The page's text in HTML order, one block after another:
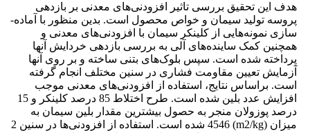
هدف این تحقیق بررسی تاثیر افزودنی‌های معدنی بر بازدهی
پروسه تولید سیمان و خواص محصول است. بدین منظور با آماده-
سازی نمونه‌هایی از کلینکر سیمان با افزودنی‌های معدنی و
همچنین کمک ساینده‌های آلی به بررسی بازدهی خردایش آنها
پرداخته شده است. سپس بلوک‌های بتنی ساخته و بر روی آنها
آزمایش تعیین مقاومت فشاری در سنین مختلف انجام گرفته
است. براساس نتایج، استفاده از افزودنی‌های معدنی موجب
افزایش عدد بلین شده است. طرح اختلاط 85 درصد کلینکر و 15
درصد پوزولان منجر به حصول بیشترین مقدار بلین سیمان به
میزان (m2/kg) 4546 شده است. استفاده از افزودنی‌ها در سنین 2